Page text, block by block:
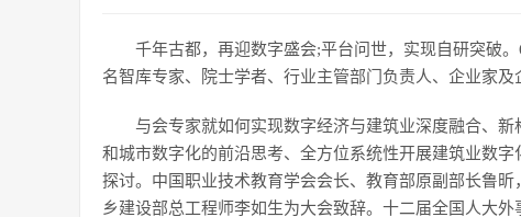
千年古都，再迎数字盛会;平台问世，实现自研突破
名智库专家、院士学者、行业主管部门负责人、企业家及
与会专家就如何实现数字经济与建筑业深度融合、
和城市数字化的前沿思考、全方位系统性开展建筑业数
探讨。中国职业技术教育学会会长、教育部原副部长鲁
乡建设部总工程师李如生为大会致辞。十二届全国人大